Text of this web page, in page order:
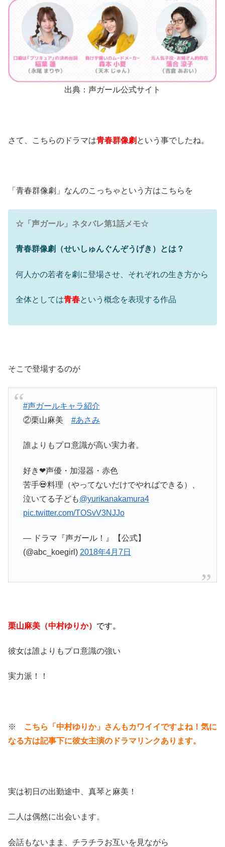
出典：声ガール公式サイト
さて、こちらのドラマは青春群像劇 という事でしたね。
「青春群像劇」なんのこっちゃという方はこちらを
☆「声ガール」ネタバレ第1話メモ☆
青春群像劇（せいしゅんぐんぞうげき）とは？
何人かの若者を劇に登場させ、それぞれの生き方から
全体としては青春という概念を表現する作品
そこで登場するのが
#声ガールキャラ紹介
②栗山麻美 #あさみ
誰よりもプロ意識が高い実力者。
好き❤声優・加湿器・赤色
苦手💀料理（やってないだけでやればできる）、
泣いてる子ども@yurikanakamura4
pic.twitter.com/TOSvV3NJJo
— ドラマ『声ガール！』【公式】
(@abc_koegirl) 2018年4月7日
栗山麻美（中村ゆりか） です。
彼女は誰よりもプロ意識の強い
実力派！！
※ こちら
「中村ゆりか」さんもカワイイですよね！気に
なる方は記事下に彼女主演のドラマリンクあります。
実は初日の出勤途中、真琴と麻美！
二人は偶然に出会います。
会話もないまま、チラチラお互いを見ながら